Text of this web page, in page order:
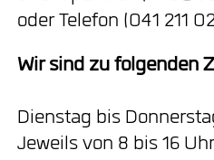
oder Telefon (041 211
Wir sind zu folgenden
Dienstag bis
Jeweils von 8 bis 16 Uhr